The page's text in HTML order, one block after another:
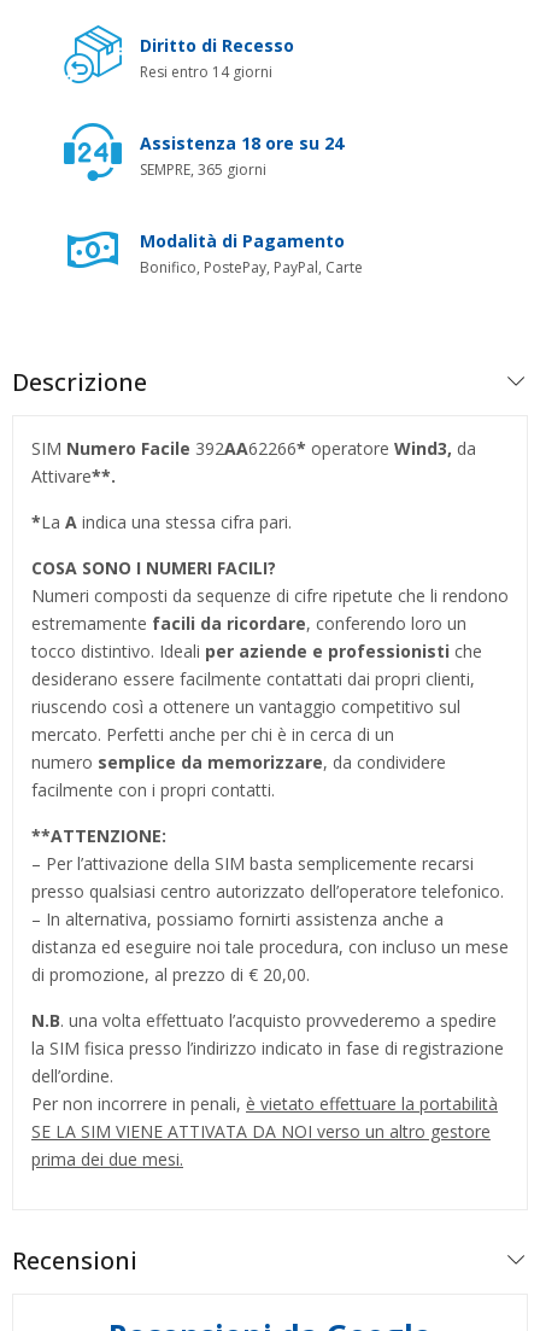
Diritto di Recesso
Resi entro 14 giorni
Assistenza 18 ore su 24
SEMPRE, 365 giorni
Modalità di Pagamento
Bonifico, PostePay, PayPal, Carte
Descrizione
SIM Numero Facile 392AA62266* operatore Wind3, da
Attivare**.
*La A indica una stessa cifra pari.
COSA SONO I NUMERI FACILI?
Numeri composti da sequenze di cifre ripetute che li rendono
estremamente facili da ricordare, conferendo loro un
tocco distintivo. Ideali per aziende e professionisti che
desiderano essere facilmente contattati dai propri clienti,
riuscendo così a ottenere un vantaggio competitivo sul
mercato. Perfetti anche per chi è in cerca di un
numero semplice da memorizzare, da condividere
facilmente con i propri contatti.
**ATTENZIONE:
– Per l’attivazione della SIM basta semplicemente recarsi
presso qualsiasi centro autorizzato dell’operatore telefonico.
– In alternativa, possiamo fornirti assistenza anche a
distanza ed eseguire noi tale procedura, con incluso un mese
di promozione, al prezzo di € 20,00.
N.B. una volta effettuato l’acquisto provvederemo a spedire
la SIM fisica presso l’indirizzo indicato in fase di registrazione
dell’ordine.
Per non incorrere in penali, è vietato effettuare la portabilità
SE LA SIM VIENE ATTIVATA DA NOI verso un altro gestore
prima dei due mesi.
Recensioni